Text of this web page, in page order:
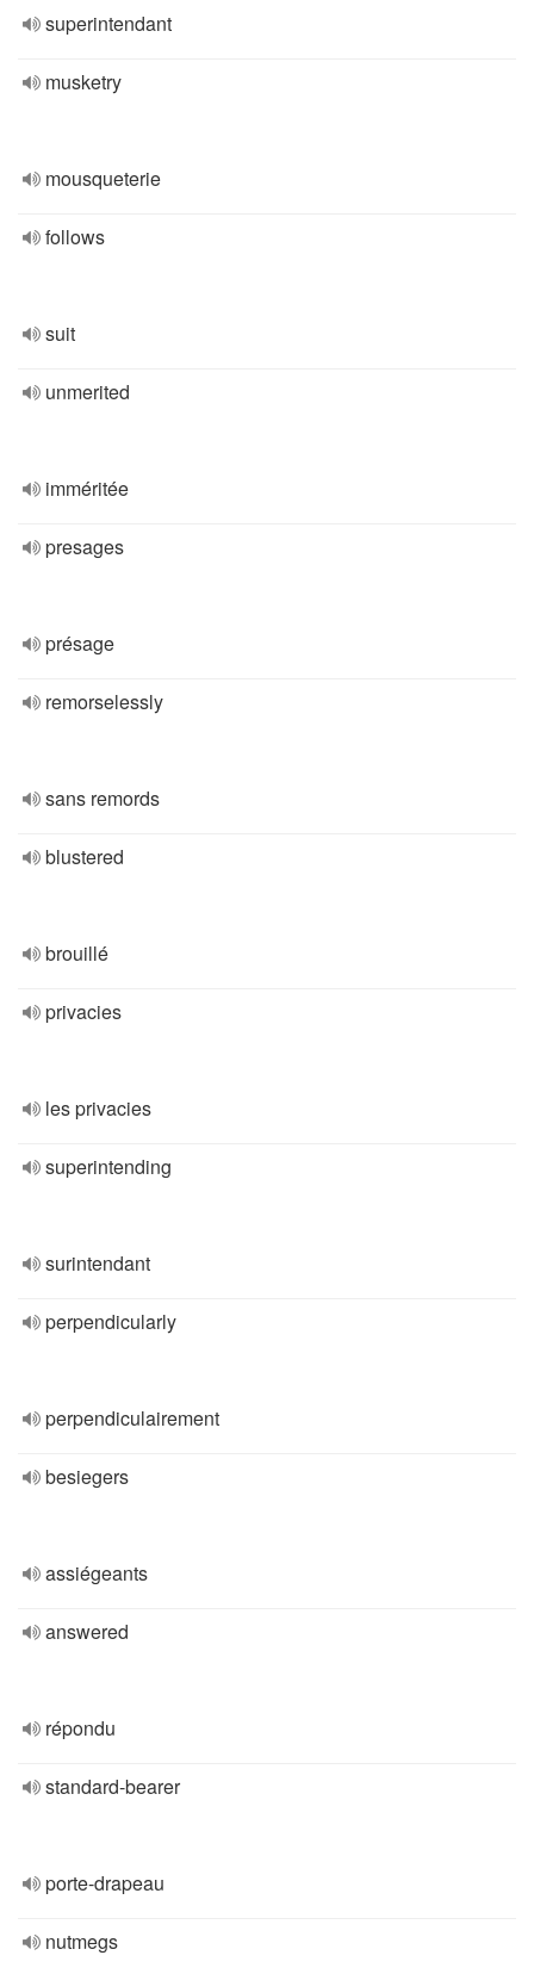
superintendant
musketry
mousqueterie
follows
suit
unmerited
imméritée
presages
présage
remorselessly
sans remords
blustered
brouillé
privacies
les privacies
superintending
surintendant
perpendicularly
perpendiculairement
besiegers
assiégeants
answered
répondu
standard-bearer
porte-drapeau
nutmegs